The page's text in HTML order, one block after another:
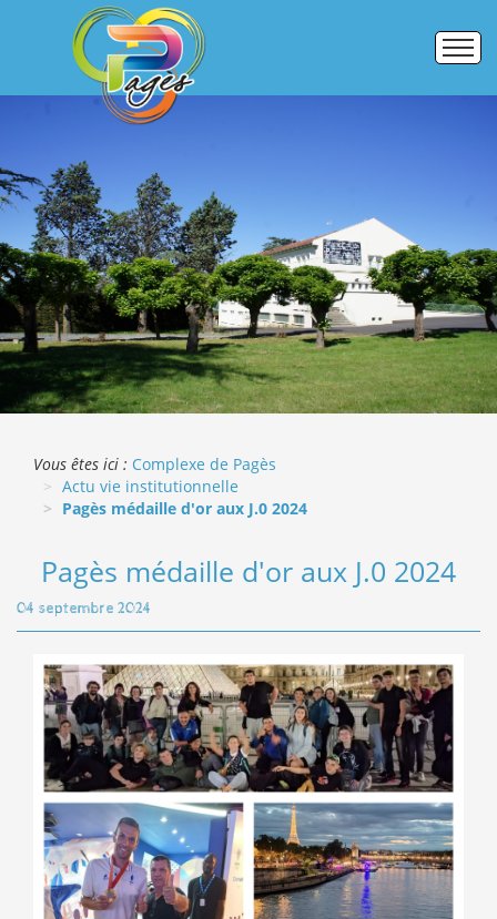
Pôle formation
Activités commerciales
Galerie photos
ERASMUS +
Vous êtes ici : Complexe de Pagès
Actu vie institutionnelle
Pagès médaille d'or aux J.0 2024
Pagès médaille d'or aux J.0 2024
04 septembre 2024